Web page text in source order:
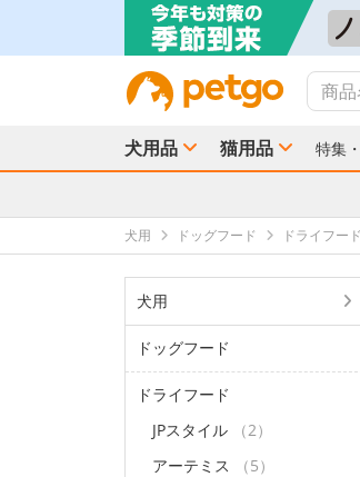
犬用品 猫用品 特集
犬用 ドッグフード ドライフード
犬用
ドッグフード
ドライフード
JPスタイル
（2）
アーテミス
（5）